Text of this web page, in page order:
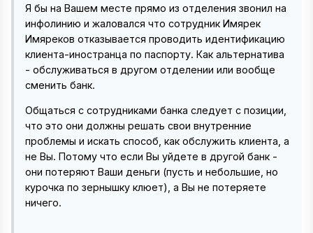
Я бы на Вашем месте прямо из отделения звонил на
инфолинию и жаловался что сотрудник Имярек
Имяреков отказывается проводить идентификацию
клиента-иностранца по паспорту. Как альтернатива
- обслуживаться в другом отделении или вообще
сменить банк.
Общаться с сотрудниками банка следует с позиции,
что это они должны решать свои внутренние
проблемы и искать способ, как обслужить клиента, а
не Вы. Потому что если Вы уйдете в другой банк -
они потеряют Ваши деньги (пусть и небольшие, но
курочка по зернышку клюет), а Вы не потеряете
ничего.